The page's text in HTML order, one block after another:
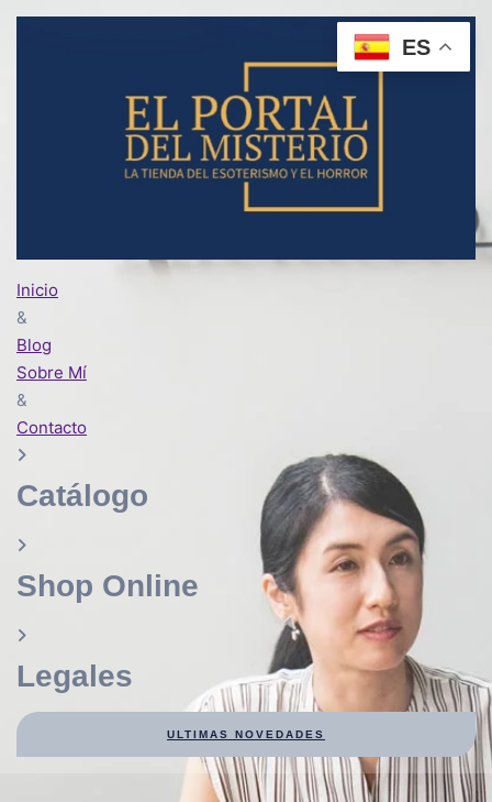
Inicio
&
Blog
Sobre Mí
&
Contacto
Catálogo
Shop Online
Legales
ULTIMAS NOVEDADES
ES